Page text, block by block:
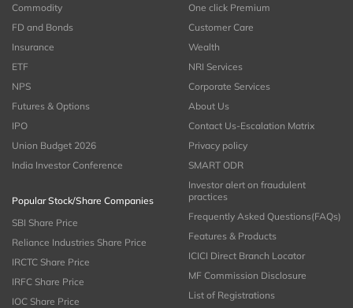
Commodity
FD and Bonds
Insurance
ETF
NPS
Futures & Options
IPO
Union Budget 2026
India Investor Conference
Popular Stock/Share Companies
SBI Share Price
Reliance Industries Share Price
IRCTC Share Price
IRFC Share Price
IOC Share Price
One click Premium
Customer Care
Wealth
NRI Services
Corporate Services
About Us
Contact Us-Escalation Matrix
Privacy policy
SMART ODR
Investor alert on fraudulent
practices
Frequently Asked Questions(FAQs)
Features & Products
ICICI Direct Branch Locator
MF Commission Disclosure
List of Registrations